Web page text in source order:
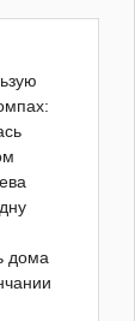
дома